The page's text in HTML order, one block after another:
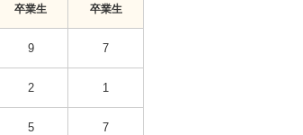
卒業生
卒業生
9 7
2 1
5 7